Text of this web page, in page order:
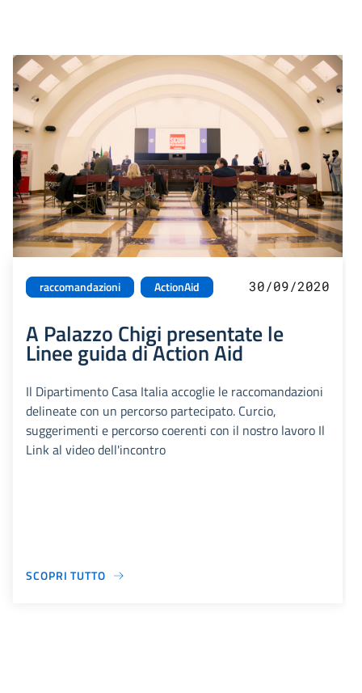
raccomandazioni ActionAid 30/09/2020
A Palazzo Chigi presentate le
Linee guida di Action Aid
Il Dipartimento Casa Italia accoglie le raccomandazioni
delineate con un percorso partecipato. Curcio,
suggerimenti e percorso coerenti con il nostro lavoro Il
Link al video dell'incontro
SCOPRI TUTTO